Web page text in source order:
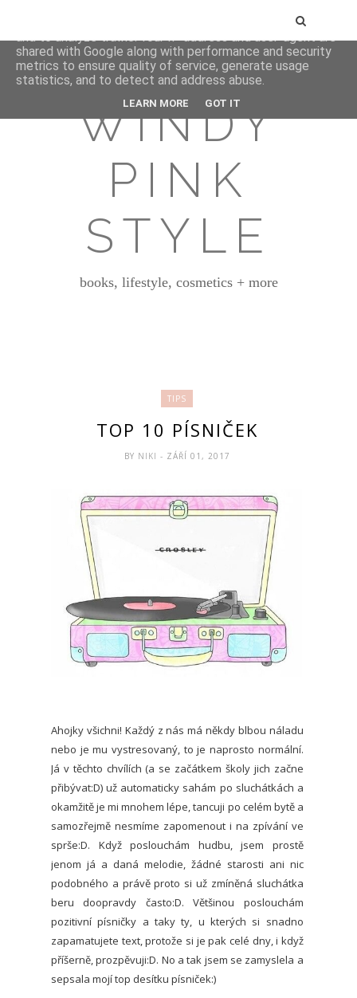
WINDY
PINK
STYLE
books, lifestyle, cosmetics + more
TIPS
TOP 10 PÍSNIČEK
BY NIKI - ZÁŘÍ 01, 2017
Ahojky všichni! Každý z nás má někdy blbou náladu
nebo je mu vystresovaný, to je naprosto normální.
Já v těchto chvílích (a se začátkem školy jich začne
přibývat:D) už automaticky sahám po sluchátkách a
okamžitě je mi mnohem lépe, tancuji po celém bytě a
samozřejmě nesmíme zapomenout i na zpívání ve
sprše:D. Když poslouchám hudbu, jsem prostě
jenom já a daná melodie, žádné starosti ani nic
podobného a právě proto si už zmíněná sluchátka
beru doopravdy často:D. Většinou poslouchám
pozitivní písničky a taky ty, u kterých si snadno
zapamatujete text, protože si je pak celé dny, i když
příšerně, prozpěvuji:D. No a tak jsem se zamyslela a
sepsala mojí top desítku písniček:)
This site uses cookies from Google to deliver its services
and to analyze traffic. Your IP address and user-agent are
shared with Google along with performance and security
metrics to ensure quality of service, generate usage
statistics, and to detect and address abuse.
LEARN MORE GOT IT